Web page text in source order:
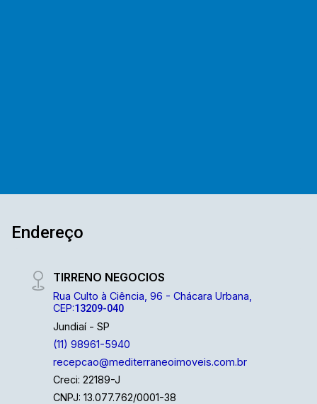
Endereço
TIRRENO NEGOCIOS
Rua Culto à Ciência, 96 - Chácara Urbana,
CEP:13209-040
Jundiaí - SP
(11) 98961-5940
recepcao@mediterraneoimoveis.com.br
Creci: 22189-J
CNPJ: 13.077.762/0001-38